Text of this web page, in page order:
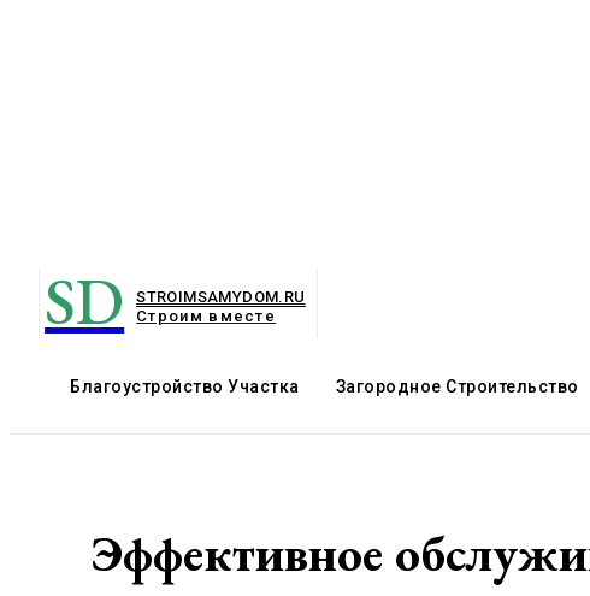
SD
STROIMSAMYDOM.RU
Строим вместе
Благоустройство Участка Загородное Строительство
Эффективное